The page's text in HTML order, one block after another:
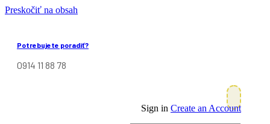
Preskočiť na obsah
Potrebujete poradiť?
0914 11 88 78
Sign in Create an Account